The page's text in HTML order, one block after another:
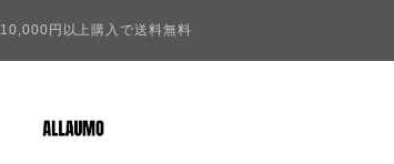
10,000円以上購入で送料無料